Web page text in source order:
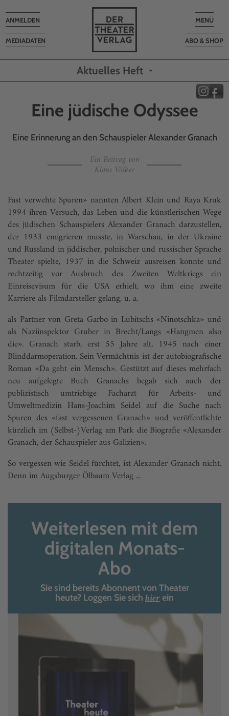
Toggle
MENÜ
ABO & SHOP
MEDIADATEN
Toggle
navigation
ANMELDEN
Aktuelles Heft
Eine jüdische Odyssee
Eine Erinnerung an den Schauspieler Alexander Granach
Ein Beitrag von
Klaus Völker
Fast verwehte Spuren» nannten Albert Klein und Raya Kruk
1994 ihren Versuch, das Leben und die künstlerischen Wege
des jüdischen Schauspielers Alexander Granach darzustellen,
der 1933 emigrieren musste, in Warschau, in der Ukraine
und Russland in jiddischer, polnischer und russischer Sprache
Theater spielte, 1937 in die Schweiz ausreisen konnte und
rechtzeitig vor Ausbruch des Zweiten Weltkriegs ein
Einreisevisum für die USA erhielt, wo ihm eine zweite
Karriere als Filmdarsteller gelang, u. a.
als Partner von Greta Garbo in Lubitschs «Ninotschka» und
als Naziinspektor Gruber in Brecht/Langs «Hangmen also
die». Granach starb, erst 55 Jahre alt, 1945 nach einer
Blinddarmoperation. Sein Vermächtnis ist der autobiografische
Roman «Da geht ein Mensch». Gestützt auf dieses mehrfach
neu aufgelegte Buch Granachs begab sich auch der
publizistisch umtriebige Facharzt für Arbeits- und
Umweltmedizin Hans-Joachim Seidel auf die Suche nach
Spuren des «fast vergessenen Granach» und veröffentlichte
kürzlich im (Selbst-)Verlag am Park die Biografie «Alexander
Granach, der Schauspieler aus Galizien».
So vergessen wie Seidel fürchtet, ist Alexander Granach nicht.
Denn im Augsburger Ölbaum Verlag ...
Weiterlesen mit dem
digitalen Monats-
Abo
Sie sind bereits Abonnent von Theater
heute? Loggen Sie sich hierein